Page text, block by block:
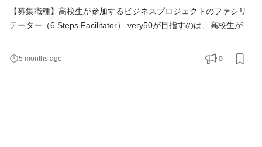
【募集職種】高校生が参加するビジネスプロジェクトのファシリ
テーター（6 Steps Facilitator） very50が目指すのは、高校生が本
で社会に価値を生むために取り組んでいる姿、社会で起きている
様々な不合理に立ち向かう社会起業家の姿を高校生に見せること
5 months ago 0